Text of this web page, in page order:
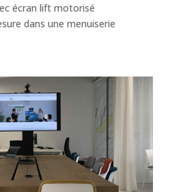
écran lift motorisé
dans une menuiserie